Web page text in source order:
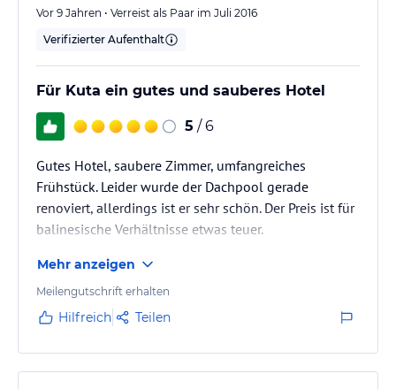
Vor 9 Jahren • Verreist als Paar im Juli 2016
Verifizierter Aufenthalt
Für Kuta ein gutes und sauberes Hotel
5 / 6
Gutes Hotel, saubere Zimmer, umfangreiches
Frühstück. Leider wurde der Dachpool gerade
renoviert, allerdings ist er sehr schön. Der Preis ist für
balinesische Verhältnisse etwas teuer.
Mehr anzeigen
Meilengutschrift erhalten
Hilfreich Teilen